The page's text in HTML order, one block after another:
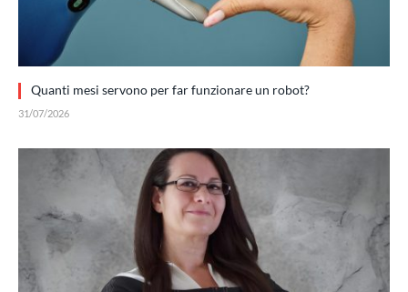
Quanti mesi servono per far funzionare un robot?
31/07/2026